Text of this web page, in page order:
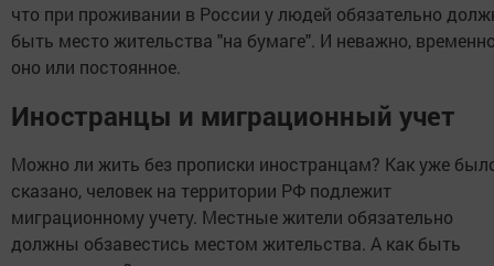
что при проживании в России у людей обязательно
быть место жительства "на бумаге". И неважно,
оно или постоянное.
Иностранцы и миграционный учет
Можно ли жить без прописки иностранцам? Как уже
сказано, человек на территории РФ подлежит
миграционному учету. Местные жители обязательно
должны обзавестись местом жительства. А как быть